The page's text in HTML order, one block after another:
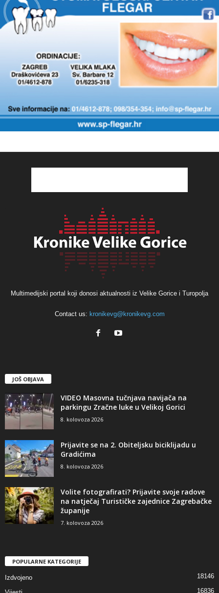
Multimedijski portal koji donosi aktualnosti iz Velike Gorice i Turopolja
Contact us: kronikevg@kronikevg.com
JOŠ OBJAVA
VIDEO Masovna tučnjava navijača na
parkingu Zračne luke u Velikoj Gorici
8. kolovoza 2026
Prijavite se na 2. Obiteljsku biciklijadu u
Gradićima
8. kolovoza 2026
Volite fotografirati? Prijavite svoje radove
na natječaj Turističke zajednice Zagrebačke
županije
7. kolovoza 2026
POPULARNE KATEGORIJE
Izdvojeno 18146
16836